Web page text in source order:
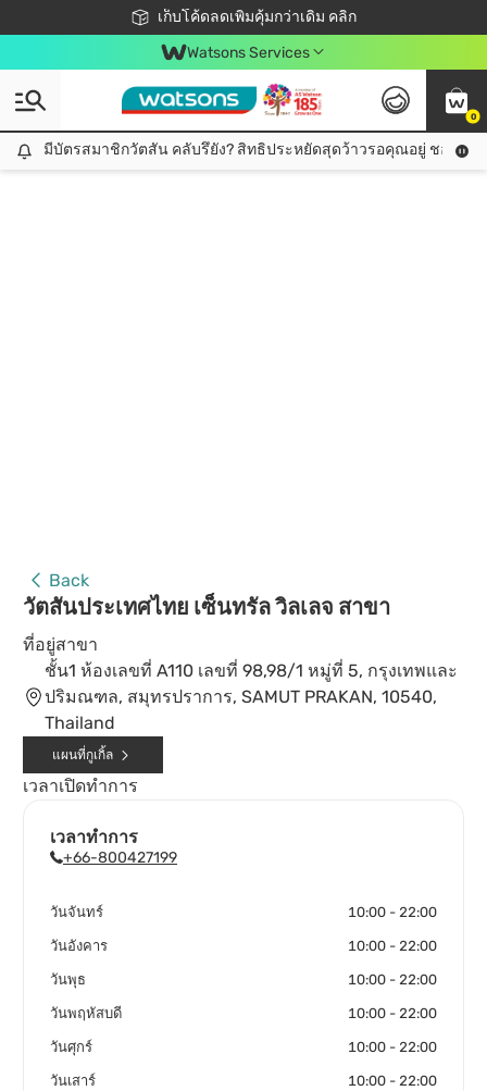
เก็บโค้ดลดเพิ่มคุ้มกว่าเดิม คลิก
ชอปออนไลน์ครั้งแรก ลดเพิ่มจุก ๆ 10%! 🎉
📦ส่งฟรี! เมื่อชอป 499฿
สมาชิกวัตสัน คลับดียังไง?
Watsons Services
0
มีบัตรสมาชิกวัตสัน คลับรึยัง? สิทธิประหยัดสุดว้าวรอคุณอยู่ ชอปคุ้มกว่าเดิม คลิก!
มีบัตรสมาชิกวัตสัน คลับรึยัง? สิทธิประหยัดสุดว้าวรอคุณอยู่ ชอปคุ้มก
Back
วัตสันประเทศไทย เซ็นทรัล วิลเลจ สาขา
ที่อยู่สาขา
ชั้น1 ห้องเลขที่ A110 เลขที่ 98,98/1 หมู่ที่ 5, กรุงเทพและ
ปริมณฑล, สมุทรปราการ, SAMUT PRAKAN, 10540,
Thailand
แผนที่กูเกิ้ล
เวลาเปิดทำการ
เวลาทำการ
+66-800427199
วันจันทร์ 10:00 - 22:00
วันอังคาร 10:00 - 22:00
วันพุธ 10:00 - 22:00
วันพฤหัสบดี 10:00 - 22:00
วันศุกร์ 10:00 - 22:00
วันเสาร์ 10:00 - 22:00